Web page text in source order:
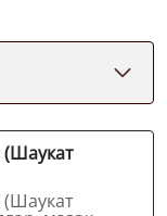
(Шаукат
(Шаукат